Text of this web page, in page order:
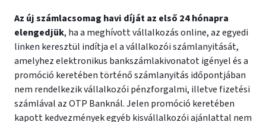
Az új számlacsomag havi díját az első 24 hónapra
elengedjük, ha a meghívott vállalkozás online, az egyedi
linken keresztül indítja el a vállalkozói számlanyitását,
amelyhez elektronikus bankszámlakivonatot igényel és a
promóció keretében történő számlanyitás időpontjában
nem rendelkezik vállalkozói pénzforgalmi, illetve fizetési
számlával az OTP Banknál. Jelen promóció keretében
kapott kedvezmények egyéb kisvállalkozói ajánlattal nem